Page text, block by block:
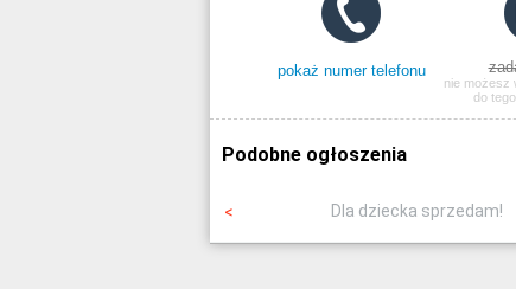
pokaż numer telefonu
nie możesz
do
Podobne ogłoszenia
Dla dziecka sprzedam!